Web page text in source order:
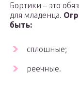
Бортики – это
для младенца.
быть:
сплошные;
реечные.